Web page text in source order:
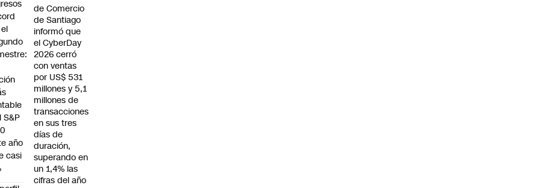
de Comercio
de Santiago
informó que
el CyberDay
2026 cerró
con ventas
por US$ 531
millones y 5,1
millones de
transacciones
en sus tres
días de
duración,
superando en
un 1,4% las
cifras del año
S&P
año
casi